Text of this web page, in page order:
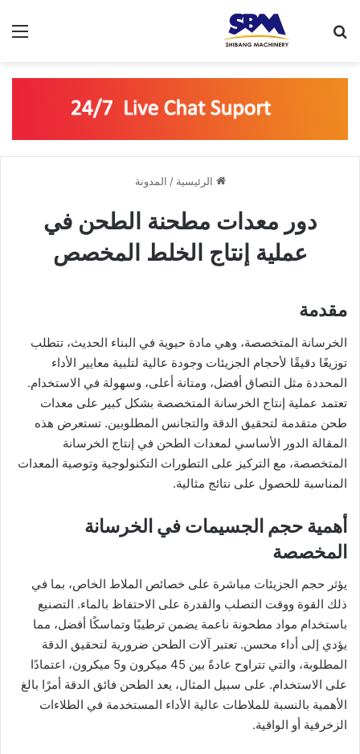
الرئيسية / المدونة
دور معدات مطحنة الطحن في
عملية إنتاج الخلط المخصص
مقدمة
الخرسانة المتخصصة، وهي مادة حيوية في البناء الحديث، تتطلب
توزيعًا دقيقًا لأحجام الجزيئات وجودة عالية لتلبية معايير الأداء
المحددة مثل التصاق أفضل، ومتانة أعلى، وسهولة في الاستخدام.
تعتمد عملية إنتاج الخرسانة المتخصصة بشكل كبير على معدات
طحن متقدمة لتحقيق الدقة والتجانس المطلوبين. تستعرض هذه
المقالة الدور الأساسي لمعدات الطحن في إنتاج الخرسانة
المتخصصة، مع التركيز على التطورات التكنولوجية وتوصية المعدات
المناسبة للحصول على نتائج مثالية.
أهمية حجم الجسيمات في الخرسانة
المخصصة
يؤثر حجم الجزيئات مباشرة على خصائص الملاط الخاص، بما في
ذلك القوة ووقت التصلب والقدرة على الاحتفاظ بالماء. التصنيع
باستخدام مواد مطحونة ناعمة يضمن ترطيبًا وتماسكًا أفضل، مما
يؤدي إلى أداء محسن. تعتبر آلات الطحن ضرورية لتحقيق الدقة
المطلوبة، والتي تتراوح عادةً بين 45 ميكرون و5 ميكرون، اعتمادًا
على الاستخدام. على سبيل المثال، يعد الطحن فائق الدقة أمرًا بالغ
الأهمية بالنسبة للملاطات عالية الأداء المستخدمة في الطلاءات
الزخرفية أو الواقية.